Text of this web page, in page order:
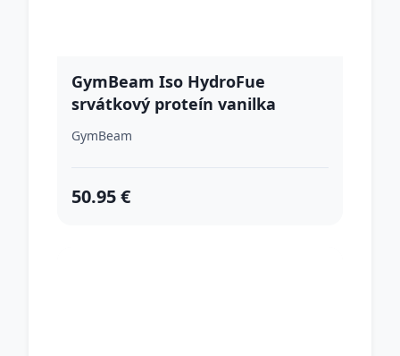
GymBeam Iso HydroFue
srvátkový proteín vanilka
GymBeam
50.95 €